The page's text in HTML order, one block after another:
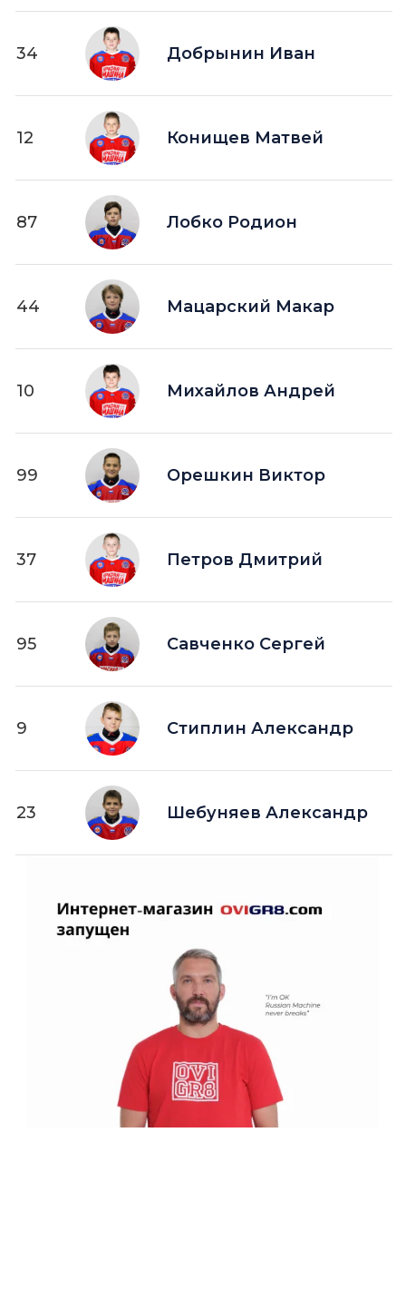
34 Добрынин Иван
12 Конищев Матвей
87 Лобко Родион
44 Мацарский Макар
10 Михайлов Андрей
99 Орешкин Виктор
37 Петров Дмитрий
95 Савченко Сергей
9 Стиплин Александр
23 Шебуняев Александр